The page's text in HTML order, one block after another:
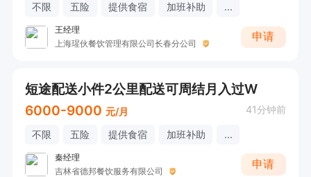
不限 五险 提供食宿 加班补助 ...
王经理
上海瑆伙餐饮管理有限公司长春分公司
申请
短途配送小件2公里配送可周结月入过W
6000-9000 元/月 41分钟前
不限 五险 提供食宿 加班补助 ...
秦经理
吉林省德邦餐饮服务有限公司
申请